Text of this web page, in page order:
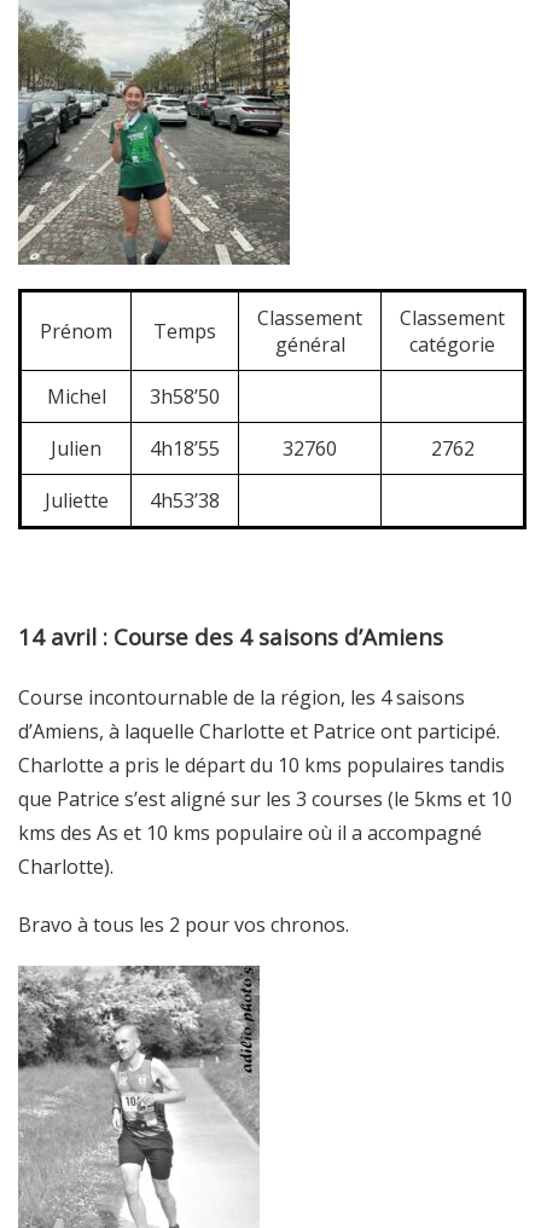
Prénom Temps
Classement
général
Classement
catégorie
Michel
3h58’50
Julien
4h18’55 32760
2762
Juliette
4h53’38
14 avril : Course des 4 saisons d’Amiens
Course incontournable de la région, les 4 saisons
d’Amiens, à laquelle Charlotte et Patrice ont participé.
Charlotte a pris le départ du 10 kms populaires tandis
que Patrice s’est aligné sur les 3 courses (le 5kms et 10
kms des As et 10 kms populaire où il a accompagné
Charlotte).
Bravo à tous les 2 pour vos chronos.